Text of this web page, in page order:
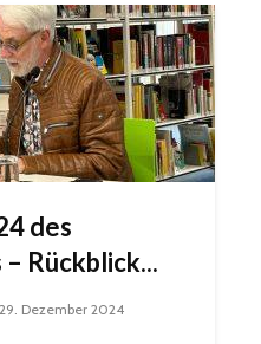
des
Rückblick...
29. Dezember 2024